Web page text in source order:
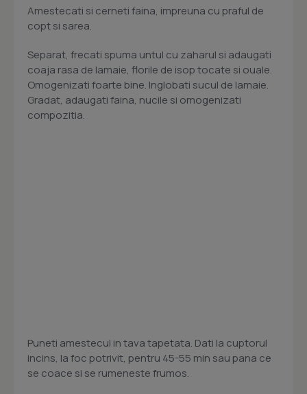
Amestecati si cerneti faina, impreuna cu praful de
copt si sarea.
Separat, frecati spuma untul cu zaharul si adaugati
coaja rasa de lamaie, florile de isop tocate si ouale.
Omogenizati foarte bine. Inglobati sucul de lamaie.
Gradat, adaugati faina, nucile si omogenizati
compozitia.
Puneti amestecul in tava tapetata. Dati la cuptorul
incins, la foc potrivit, pentru 45-55 min sau pana ce
se coace si se rumeneste frumos.